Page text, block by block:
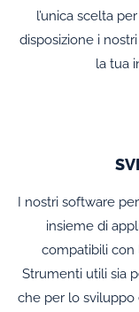
l’unica scelta
disposizione i
la tua
I nostri software
insieme di
compatibili con
Strumenti utili sia
che per lo sviluppo